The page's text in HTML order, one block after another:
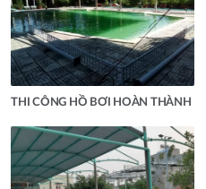
THI CÔNG HỒ BƠI HOÀN THÀNH